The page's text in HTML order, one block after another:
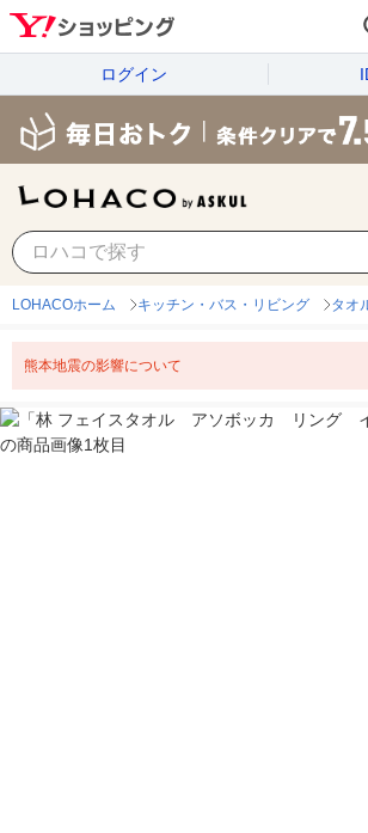
ログイン
LOHACOホーム キッチン・バス・リビング タオ
熊本地震の影響について